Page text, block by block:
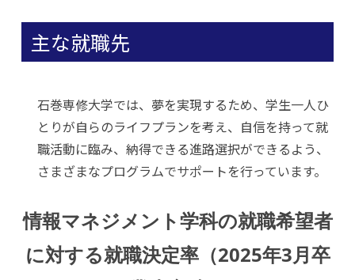
主な就職先
石巻専修大学では、夢を実現するため、学生一人ひ
とりが自らのライフプランを考え、自信を持って就
職活動に臨み、納得できる進路選択ができるよう、
さまざまなプログラムでサポートを行っています。
情報マネジメント学科の就職希望者
に対する就職決定率（2025年3月卒